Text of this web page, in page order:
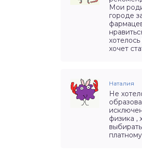
Мои
городе
хочет
Наталия
Не
физика ,